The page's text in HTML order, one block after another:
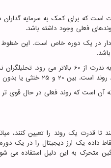
که برای کمک به سرمایه گذاران
فعلی وجود داشته باشد.
در یک دوره خاص است. این خطوط
60 بالاتر می رود. تحلیلگران نمودار عموماً معتقدند که
آن است که روند فعلی در حال قوی
تا قدرت یک روند را تعیین کنند،
داده یک ارز دیجیتال را در یک
متحرک به این دلیل استفاده می